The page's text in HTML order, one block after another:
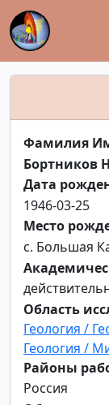
Фамилия
Бортников
Дата
1946-03-25
Место
с. Большая
Область
Геология /
Геология /
Районы
Россия